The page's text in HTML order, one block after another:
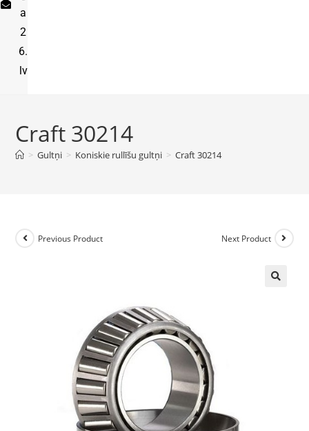
a
2
6.
lv
Craft 30214
> Gultņi > Koniskie rullīšu gultņi > Craft 30214
Previous Product Next Product